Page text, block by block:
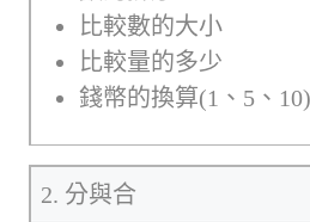
比較數的大小
比較量的多少
錢幣的換算(1、5、10)
2. 分與合